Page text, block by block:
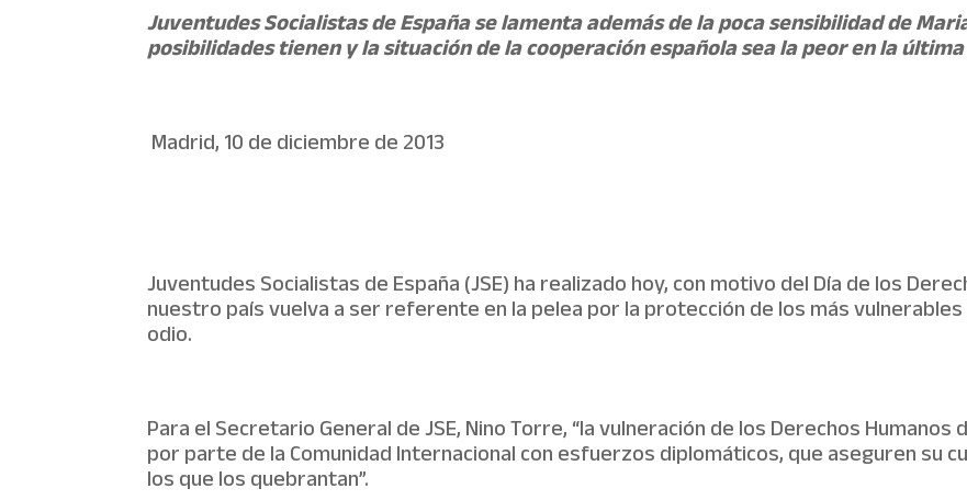
Juventudes Socialistas de España se lamenta además de la poca sensibilidad de
posibilidades tienen y la situación de la cooperación española sea la peor en la
Madrid, 10 de diciembre de 2013
Juventudes Socialistas de España (JSE) ha realizado hoy, con motivo del Día de los
nuestro país vuelva a ser referente en la pelea por la protección de los más
odio.
Para el Secretario General de JSE, Nino Torre, “la vulneración de los Derechos
por parte de la Comunidad Internacional con esfuerzos diplomáticos, que aseguren su
los que los quebrantan”.